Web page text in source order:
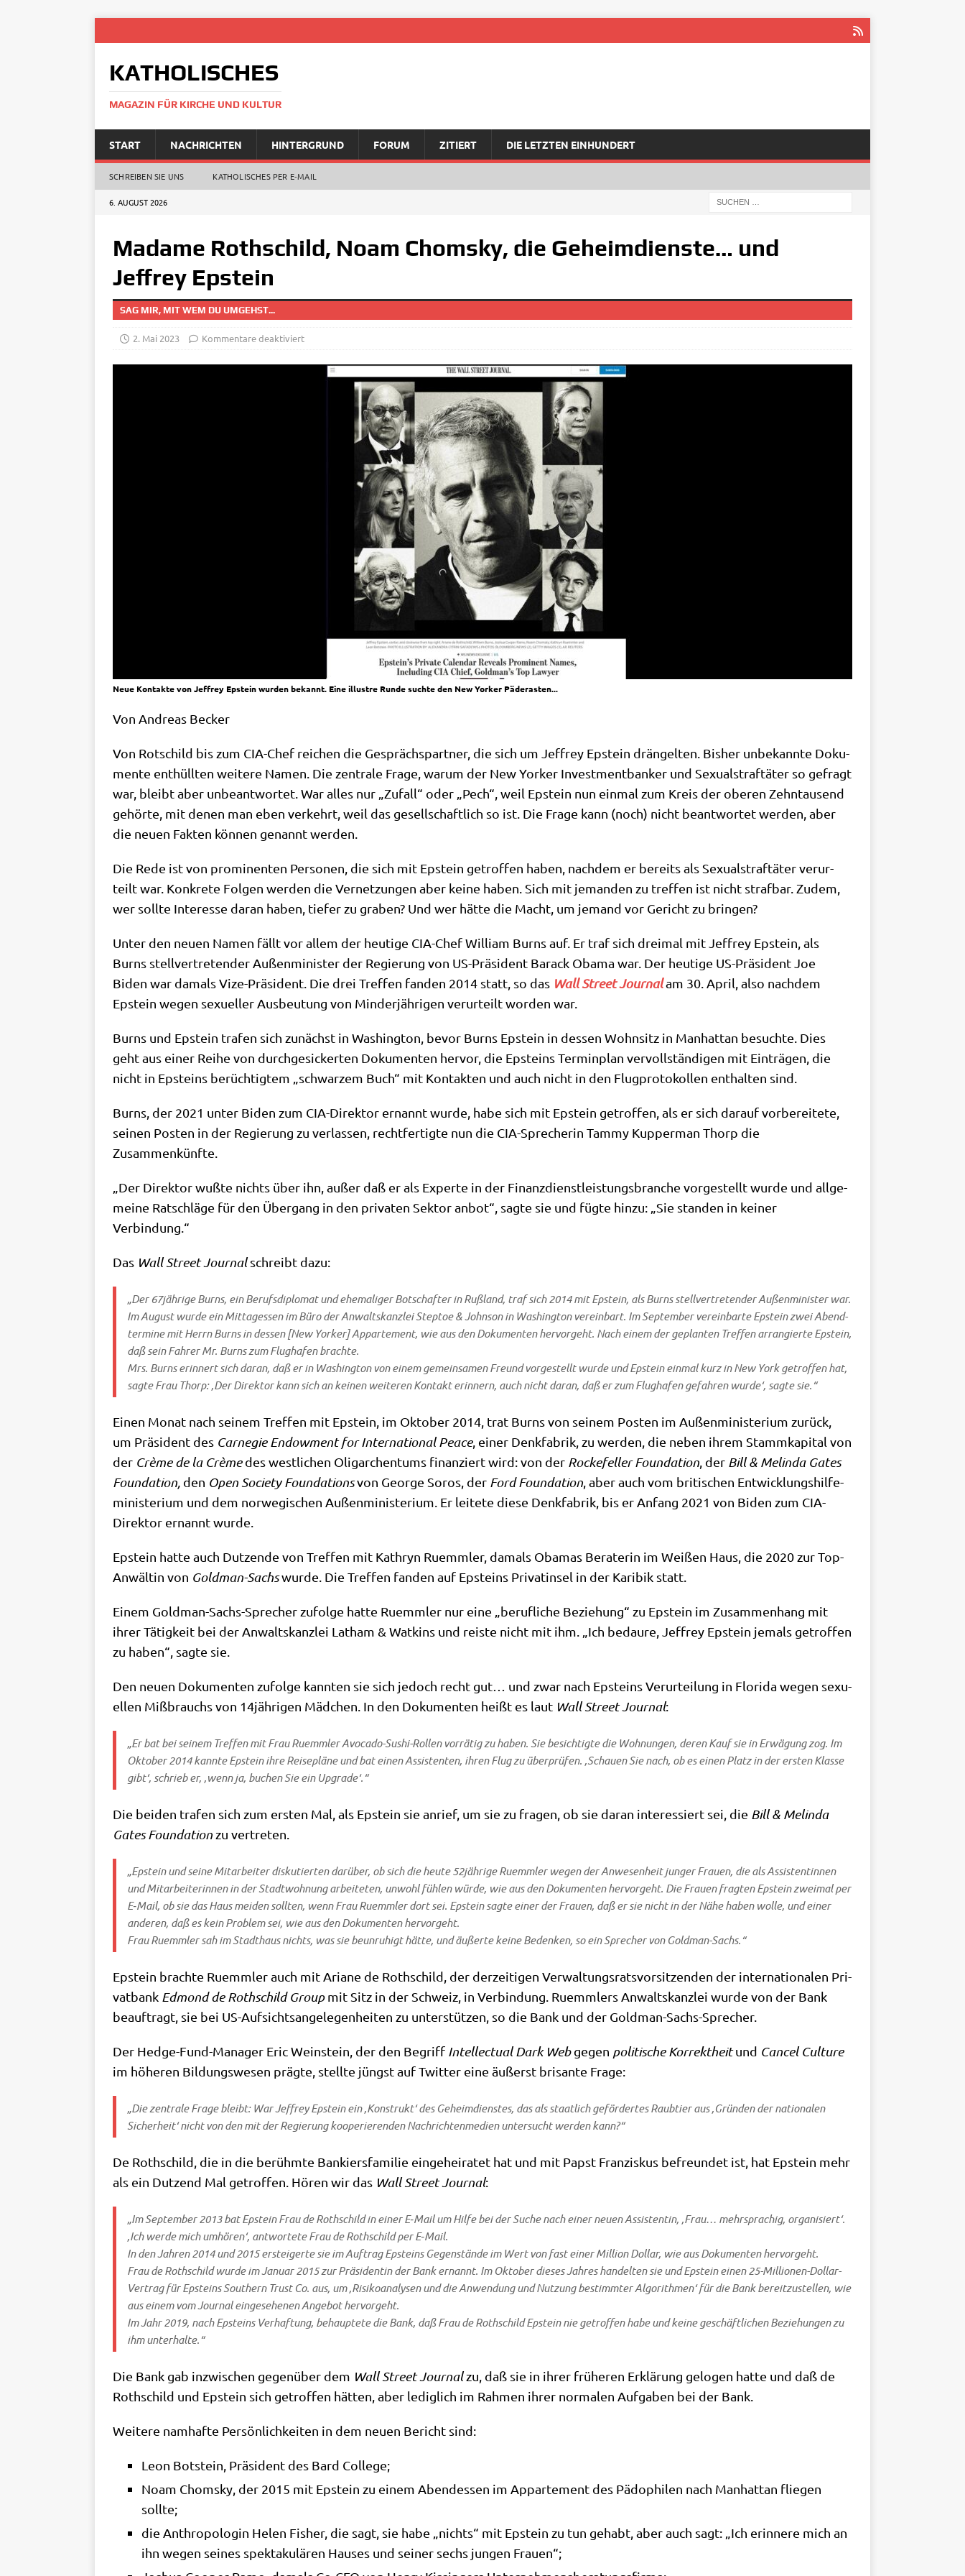
KATHOLISCHES
MAGAZIN FÜR KIRCHE UND KULTUR
START NACHRICHTEN HINTERGRUND FORUM ZITIERT DIE LETZTEN EINHUNDERT
SCHREIBEN SIE UNS KATHOLISCHES PER E‑MAIL
6. AUGUST 2026
Madame Rothschild, Noam Chomsky, die Geheimdienste… und
Jeffrey Epstein
SAG MIR, MIT WEM DU UMGEHST...
2. Mai 2023 Kommentare deaktiviert
Neue Kontakte von Jeffrey Epstein wurden bekannt. Eine illustre Runde suchte den New Yorker Päderasten...
Von Andre­as Becker
Von Rot­schild bis zum CIA-Chef rei­chen die Gesprächs­part­ner, die sich um Jef­frey Epstein drän­gel­ten. Bis­her unbe­kann­te Doku­
men­te ent­hüll­ten wei­te­re Namen. Die zen­tra­le Fra­ge, war­um der New Yor­ker Invest­ment­ban­ker und Sexu­al­straf­tä­ter so gefragt
war, bleibt aber unbe­ant­wor­tet. War alles nur „Zufall“ oder „Pech“, weil Epstein nun ein­mal zum Kreis der obe­ren Zehn­tau­send
gehör­te, mit denen man eben ver­kehrt, weil das gesell­schaft­lich so ist. Die Fra­ge kann (noch) nicht beant­wor­tet wer­den, aber
die neu­en Fak­ten kön­nen genannt werden.
Die Rede ist von pro­mi­nen­ten Per­so­nen, die sich mit Epstein getrof­fen haben, nach­dem er bereits als Sexu­al­straf­tä­ter ver­ur­
teilt war. Kon­kre­te Fol­gen wer­den die Ver­net­zun­gen aber kei­ne haben. Sich mit jeman­den zu tref­fen ist nicht straf­bar. Zudem,
wer soll­te Inter­es­se dar­an haben, tie­fer zu gra­ben? Und wer hät­te die Macht, um jemand vor Gericht zu bringen?
Unter den neu­en Namen fällt vor allem der heu­ti­ge CIA-Chef Wil­liam Burns auf. Er traf sich drei­mal mit Jef­frey Epstein, als
Burns stell­ver­tre­ten­der Außen­mi­ni­ster der Regie­rung von US-Prä­si­dent Barack Oba­ma war. Der heu­ti­ge US-Prä­si­dent Joe
Biden war damals Vize-Prä­si­dent. Die drei Tref­fen fan­den 2014 statt, so das Wall Street Jour­nalam 30. April, also nach­dem
Epstein wegen sexu­el­ler Aus­beu­tung von Min­der­jäh­ri­gen ver­ur­teilt wor­den war.
Burns und Epstein tra­fen sich zunächst in Washing­ton, bevor Burns Epstein in des­sen Wohn­sitz in Man­hat­tan besuch­te. Dies
geht aus einer Rei­he von durch­ge­sicker­ten Doku­men­ten her­vor, die Epsteins Ter­min­plan ver­voll­stän­di­gen mit Ein­trä­gen, die
nicht in Epsteins berüch­tig­tem „schwar­zem Buch“ mit Kon­tak­ten und auch nicht in den Flug­pro­to­kol­len ent­hal­ten sind.
Burns, der 2021 unter Biden zum CIA-Direk­tor ernannt wur­de, habe sich mit Epstein getrof­fen, als er sich dar­auf vor­be­rei­te­te,
sei­nen Posten in der Regie­rung zu ver­las­sen, recht­fer­tig­te nun die CIA-Spre­che­rin Tam­my Kup­per­man Thorp die
Zusammenkünfte.
„Der Direk­tor wuß­te nichts über ihn, außer daß er als Exper­te in der Finanz­dienst­lei­stungs­bran­che vor­ge­stellt wur­de und all­ge­
mei­ne Rat­schlä­ge für den Über­gang in den pri­va­ten Sek­tor anbot“, sag­te sie und füg­te hin­zu: „Sie stan­den in kei­ner
Verbindung.“
Das Wall Street Jour­nalschreibt dazu:
„Der 67jährige Burns, ein Berufs­di­plo­mat und ehe­ma­li­ger Bot­schaf­ter in Ruß­land, traf sich 2014 mit Epstein, als Burns stell­ver­tre­ten­der Außen­mi­ni­ster war.
Im August wur­de ein Mit­tag­essen im Büro der Anwalts­kanz­lei Step­toe & John­son in Washing­ton ver­ein­bart. Im Sep­tem­ber ver­ein­bar­te Epstein zwei Abend­
ter­mi­ne mit Herrn Burns in des­sen [New Yor­ker] Appar­te­ment, wie aus den Doku­men­ten her­vor­geht. Nach einem der geplan­ten Tref­fen arran­gier­te Epstein,
daß sein Fah­rer Mr. Burns zum Flug­ha­fen brach­te.
Mrs. Burns erin­nert sich dar­an, daß er in Washing­ton von einem gemein­sa­men Freund vor­ge­stellt wur­de und Epstein ein­mal kurz in New York getrof­fen hat,
sag­te Frau Thorp: ‚Der Direk­tor kann sich an kei­nen wei­te­ren Kon­takt erin­nern, auch nicht dar­an, daß er zum Flug­ha­fen gefah­ren wur­de‘, sag­te sie.“
Einen Monat nach sei­nem Tref­fen mit Epstein, im Okto­ber 2014, trat Burns von sei­nem Posten im Außen­mi­ni­ste­ri­um zurück,
um Prä­si­dent des Car­ne­gie Endow­ment for Inter­na­tio­nal Peace, einer Denk­fa­brik, zu wer­den, die neben ihrem Stamm­ka­pi­tal von
der Crè­me de la Crè­medes west­li­chen Olig­ar­chen­tums finan­ziert wird: von der Rocke­fel­ler Foun­da­ti­on , der Bill & Melin­da Gates
Foun­da­ti­on, den Open Socie­ty Foun­da­ti­onsvon Geor­ge Sor­os, der Ford Foun­da­ti­on , aber auch vom bri­ti­schen Ent­wick­lungs­hil­fe­
mi­ni­ste­ri­um und dem nor­we­gi­schen Außen­mi­ni­ste­ri­um. Er lei­te­te die­se Denk­fa­brik, bis er Anfang 2021 von Biden zum CIA-
Direk­tor ernannt wurde.
Epstein hat­te auch Dut­zen­de von Tref­fen mit Kath­ryn Ruemm­ler, damals Oba­mas Bera­te­rin im Wei­ßen Haus, die 2020 zur Top-
Anwäl­tin von Gold­man-Sachswur­de. Die Tref­fen fan­den auf Epsteins Pri­vat­in­sel in der Kari­bik statt.
Einem Gold­man-Sachs-Spre­cher zufol­ge hat­te Ruemm­ler nur eine „beruf­li­che Bezie­hung“ zu Epstein im Zusam­men­hang mit
ihrer Tätig­keit bei der Anwalts­kanz­lei Lat­ham & Wat­kins und rei­ste nicht mit ihm. „Ich bedau­re, Jef­frey Epstein jemals getrof­fen
zu haben“, sag­te sie.
Den neu­en Doku­men­ten zufol­ge kann­ten sie sich jedoch recht gut… und zwar nach Epsteins Ver­ur­tei­lung in Flo­ri­da wegen sexu­
el­len Miß­brauchs von 14jährigen Mäd­chen. In den Doku­men­ten heißt es laut Wall Street Jour­nal:
„Er bat bei sei­nem Tref­fen mit Frau Ruemm­ler Avo­ca­do-Sushi-Rol­len vor­rä­tig zu haben. Sie besich­tig­te die Woh­nun­gen, deren Kauf sie in Erwä­gung zog. Im
Okto­ber 2014 kann­te Epstein ihre Rei­se­plä­ne und bat einen Assi­sten­ten, ihren Flug zu über­prü­fen. ‚Schau­en Sie nach, ob es einen Platz in der ersten Klas­se
gibt‘, schrieb er, ‚wenn ja, buchen Sie ein Upgrade‘.“
Die bei­den tra­fen sich zum ersten Mal, als Epstein sie anrief, um sie zu fra­gen, ob sie dar­an inter­es­siert sei, die Bill & Melin­da
Gates Foun­da­ti­onzu ver­tre­ten.
„Epstein und sei­ne Mit­ar­bei­ter dis­ku­tier­ten dar­über, ob sich die heu­te 52jährige Ruemm­ler wegen der Anwe­sen­heit jun­ger Frau­en, die als Assi­sten­tin­nen
und Mit­ar­bei­te­rin­nen in der Stadt­woh­nung arbei­te­ten, unwohl füh­len wür­de, wie aus den Doku­men­ten her­vor­geht. Die Frau­en frag­ten Epstein zwei­mal per
E‑Mail, ob sie das Haus mei­den soll­ten, wenn Frau Ruemm­ler dort sei. Epstein sag­te einer der Frau­en, daß er sie nicht in der Nähe haben wol­le, und einer
ande­ren, daß es kein Pro­blem sei, wie aus den Doku­men­ten her­vor­geht.
Frau Ruemm­ler sah im Stadt­haus nichts, was sie beun­ru­higt hät­te, und äußer­te kei­ne Beden­ken, so ein Spre­cher von Goldman-Sachs.“
Epstein brach­te Ruemm­ler auch mit Aria­ne de Roth­schild, der der­zei­ti­gen Ver­wal­tungs­rats­vor­sit­zen­den der inter­na­tio­na­len Pri­
vat­bank Edmond de Roth­schild Groupmit Sitz in der Schweiz, in Ver­bin­dung. Ruemm­lers Anwalts­kanz­lei wur­de von der Bank
beauf­tragt, sie bei US-Auf­sichts­an­ge­le­gen­hei­ten zu unter­stüt­zen, so die Bank und der Goldman-Sachs-Sprecher.
Der Hedge-Fund-Mana­ger Eric Wein­stein, der den Begriff Intellec­tu­al Dark Webgegen poli­ti­sche Kor­rekt­heitund Can­cel Cul­tu­re
im höhe­ren Bil­dungs­we­sen präg­te, stell­te jüngst auf Twit­ter eine äußerst bri­san­te Frage:
„Die zen­tra­le Fra­ge bleibt: War Jef­frey Epstein ein ‚Kon­strukt‘ des Geheim­dien­stes, das als staat­lich geför­der­tes Raub­tier aus ‚Grün­den der natio­na­len
Sicher­heit‘ nicht von den mit der Regie­rung koope­rie­ren­den Nach­rich­ten­me­di­en unter­sucht wer­den kann?“
De Roth­schild, die in die berühm­te Ban­kiers­fa­mi­lie ein­ge­hei­ra­tet hat und mit Papst Fran­zis­kus befreun­det ist, hat Epstein mehr
als ein Dut­zend Mal getrof­fen. Hören wir das Wall Street Jour­nal:
„Im Sep­tem­ber 2013 bat Epstein Frau de Roth­schild in einer E‑Mail um Hil­fe bei der Suche nach einer neu­en Assi­sten­tin, ‚Frau… mehr­spra­chig, orga­ni­siert‘.
‚Ich wer­de mich umhö­ren‘, ant­wor­te­te Frau de Roth­schild per E‑Mail.
In den Jah­ren 2014 und 2015 erstei­ger­te sie im Auf­trag Epsteins Gegen­stän­de im Wert von fast einer Mil­li­on Dol­lar, wie aus Doku­men­ten her­vor­geht.
Frau de Roth­schild wur­de im Janu­ar 2015 zur Prä­si­den­tin der Bank ernannt. Im Okto­ber die­ses Jah­res han­del­ten sie und Epstein einen 25-Mil­lio­nen-Dol­lar-
Ver­trag für Epsteins Sou­thern Trust Co. aus, um ‚Risi­ko­ana­ly­sen und die Anwen­dung und Nut­zung bestimm­ter Algo­rith­men‘ für die Bank bereit­zu­stel­len, wie
aus einem vom Jour­nal ein­ge­se­he­nen Ange­bot her­vor­geht.
Im Jahr 2019, nach Epsteins Ver­haf­tung, behaup­te­te die Bank, daß Frau de Roth­schild Epstein nie getrof­fen habe und kei­ne geschäft­li­chen Bezie­hun­gen zu
ihm unterhalte.“
Die Bank gab inzwi­schen gegen­über dem Wall Street Jour­nalzu, daß sie in ihrer frü­he­ren Erklä­rung gelo­gen hat­te und daß de
Roth­schild und Epstein sich getrof­fen hät­ten, aber ledig­lich im Rah­men ihrer nor­ma­len Auf­ga­ben bei der Bank.
Wei­te­re nam­haf­te Per­sön­lich­kei­ten in dem neu­en Bericht sind:
Leon Bot­stein, Prä­si­dent des Bard College;
Noam Chom­sky, der 2015 mit Epstein zu einem Abend­essen im Appar­te­ment des Pädo­phi­len nach Man­hat­tan flie­gen
sollte;
die Anthro­po­lo­gin Helen Fisher, die sagt, sie habe „nichts“ mit Epstein zu tun gehabt, aber auch sagt: „Ich erin­ne­re mich an
ihn wegen sei­nes spek­ta­ku­lä­ren Hau­ses und sei­ner sechs jun­gen Frauen“;